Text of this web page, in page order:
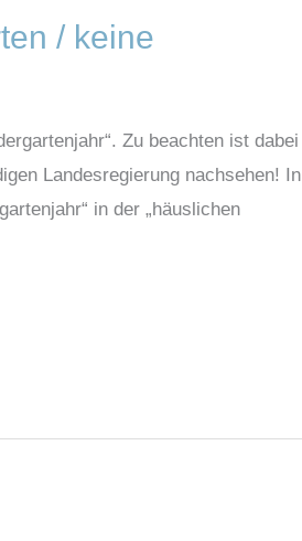
/ keine
Zu beachten ist dabei
Landesregierung nachsehen! In
in der „häuslichen